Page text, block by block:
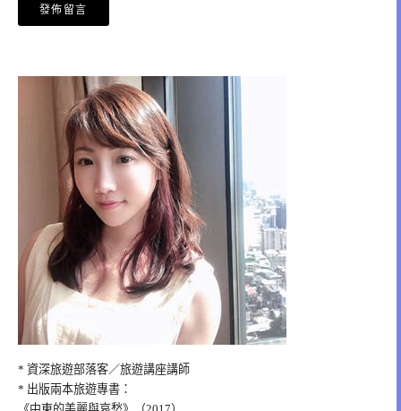
* 資深旅遊部落客／旅遊講座講師
* 出版兩本旅遊專書：